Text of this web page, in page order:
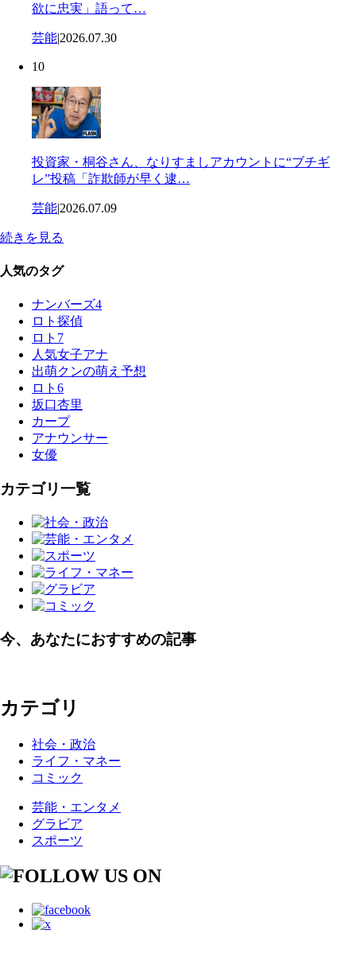
欲に忠実」語って…
芸能|2026.07.30
10
投資家・桐谷さん、なりすましアカウントに“ブチギ
レ”投稿「詐欺師が早く逮…
芸能|2026.07.09
続きを見る
人気のタグ
ナンバーズ4
ロト探偵
ロト7
人気女子アナ
出萌クンの萌え予想
ロト6
坂口杏里
カープ
アナウンサー
女優
カテゴリ一覧
今、あなたにおすすめの記事
カテゴリ
社会・政治
ライフ・マネー
コミック
芸能・エンタメ
グラビア
スポーツ